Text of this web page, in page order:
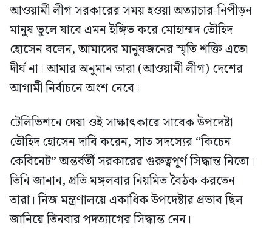
আওয়ামী লীগ সরকারের সময় হওয়া অত্যাচার-নিপীড়ন
মানুষ ভুলে যাবে এমন ইঙ্গিত করে মোহাম্মদ তৌহিদ
হোসেন বলেন, আমাদের মানুষজনের স্মৃতি শক্তি এতো
দীর্ঘ না। আমার অনুমান তারা (আওয়ামী লীগ) দেশের
আগামী নির্বাচনে অংশ নেবে।
টেলিভিশনে দেয়া ওই সাক্ষাৎকারে সাবেক উপদেষ্টা
তৌহিদ হোসেন দাবি করেন, সাত সদস্যের “কিচেন
কেবিনেট” অন্তর্বর্তী সরকারের গুরুত্বপূর্ণ সিদ্ধান্ত নিতো।
তিনি জানান, প্রতি মঙ্গলবার নিয়মিত বৈঠক করতেন
তারা। নিজ মন্ত্রণালয়ে একাধিক উপদেষ্টার প্রভাব ছিল
জানিয়ে তিনবার পদত্যাগের সিদ্ধান্ত নেন।